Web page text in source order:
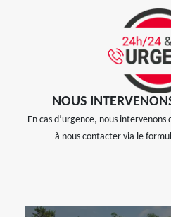
NOUS
En cas d’urgence, nous intervenons
à nous contacter via le